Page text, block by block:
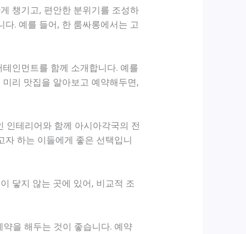
챙기고, 편안한 분위기를 조성하
. 예를 들어, 한 룸싸롱에서는 고
인먼트를 함께 소개합니다. 예를
리 맛집을 알아보고 예약해두면,
인테리어와 함께 아시아각국의 전
하는 이들에게 좋은 선택입니
닿지 않는 곳에 있어, 비교적 조
을 해두는 것이 좋습니다. 예약